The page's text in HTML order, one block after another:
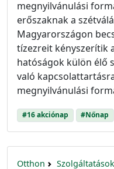
megnyilvánulási
erőszaknak a
Magyarországon
tízezreit kényszerítik
hatóságok külön élő
való
megnyilvánulási
#16 akciónap #Nőnap
Otthon